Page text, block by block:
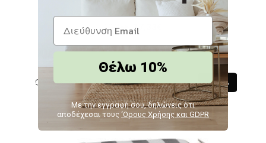
LNS N2/52
19,25€ 17,33€
-10 %
Δείτε παρόμοια
Θέλω 10%
Με την εγγραφή σου, δηλώνεις ότι
αποδέχεσαι τους ‘Ορους Χρήσης και GDPR